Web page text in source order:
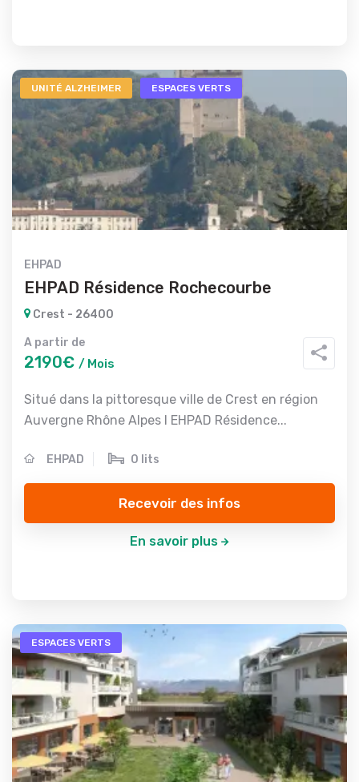
UNITÉ ALZHEIMER ESPACES VERTS
EHPAD
EHPAD Résidence Rochecourbe
Crest - 26400
A partir de
2190€ / Mois
Situé dans la pittoresque ville de Crest en région
Auvergne Rhône Alpes l EHPAD Résidence...
EHPAD 0 lits
Recevoir des infos
En savoir plus
ESPACES VERTS